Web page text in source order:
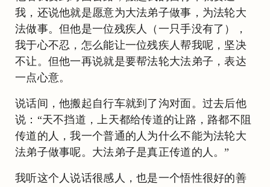
我，还说他就是愿意为大法弟子做事，为法轮大
法做事。但他是一位残疾人（一只手没有了），
我于心不忍，怎么能让一位残疾人帮我呢，坚决
不让。但他一再说就是要帮法轮大法弟子，表达
一点心意。
说话间，他搬起自行车就到了沟对面。过去后他
说：“天不挡道，上天都给传道的让路，路都不阻
传道的人，我一个普通的人为什么不能为法轮大
法弟子做事呢。大法弟子是真正传道的人。”
我听这个人说话很感人，也是一个悟性很好的善